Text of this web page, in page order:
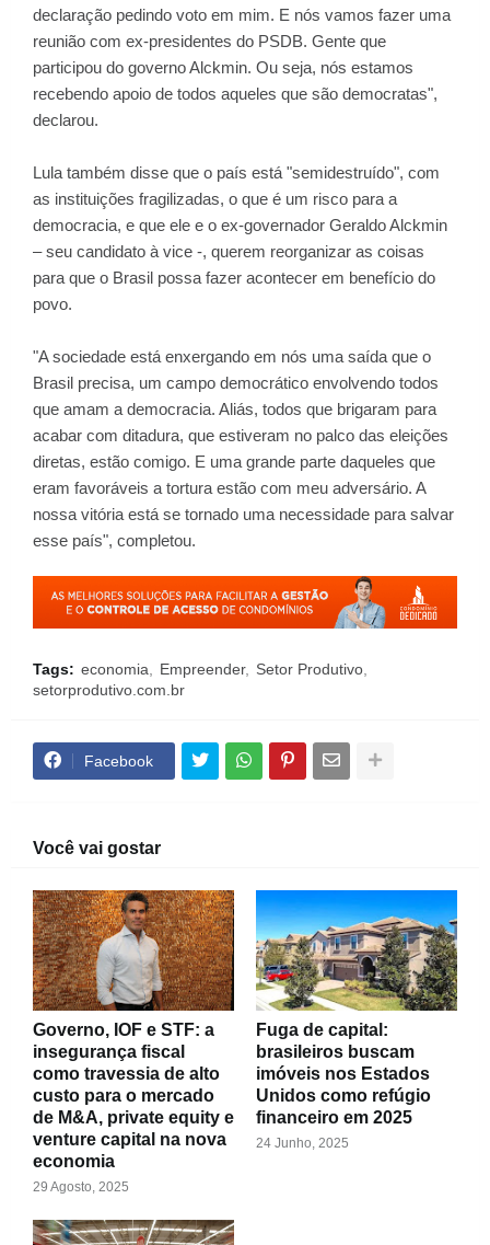
declaração pedindo voto em mim. E nós vamos fazer uma
reunião com ex-presidentes do PSDB. Gente que
participou do governo Alckmin. Ou seja, nós estamos
recebendo apoio de todos aqueles que são democratas",
declarou.
Lula também disse que o país está "semidestruído", com
as instituições fragilizadas, o que é um risco para a
democracia, e que ele e o ex-governador Geraldo Alckmin
– seu candidato à vice -, querem reorganizar as coisas
para que o Brasil possa fazer acontecer em benefício do
povo.
"A sociedade está enxergando em nós uma saída que o
Brasil precisa, um campo democrático envolvendo todos
que amam a democracia. Aliás, todos que brigaram para
acabar com ditadura, que estiveram no palco das eleições
diretas, estão comigo. E uma grande parte daqueles que
eram favoráveis a tortura estão com meu adversário. A
nossa vitória está se tornado uma necessidade para salvar
esse país", completou.
Tags: economia Empreender
Setor Produtivo
setorprodutivo.com.br
Facebook
Você vai gostar
Governo, IOF e STF: a
insegurança fiscal
como travessia de alto
custo para o mercado
de M&A, private equity e
venture capital na nova
economia
29 Agosto, 2025
Fuga de capital:
brasileiros buscam
imóveis nos Estados
Unidos como refúgio
financeiro em 2025
24 Junho, 2025